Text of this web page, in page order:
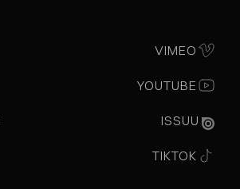
VIMEO
YOUTUBE
ISSUU
TIKTOK